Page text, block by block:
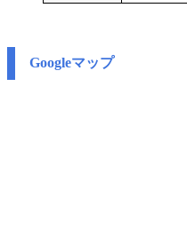
Googleマップ